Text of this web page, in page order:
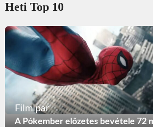
Heti Top 10
Filmipar
A Pókember előzetes bevétele 72